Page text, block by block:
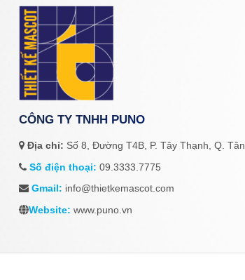
CÔNG TY TNHH PUNO
Địa chỉ: Số 8, Đường T4B, P. Tây Thạnh, Q.
Số điện thoại: 09.3333.7775
Gmail: info@thietkemascot.com
Website: www.puno.vn